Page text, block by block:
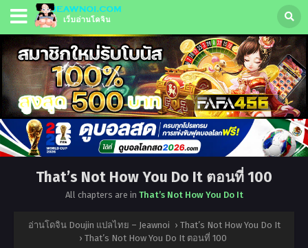
That’s Not How You Do It ตอนที่ 100
All chapters are in That’s Not How You Do It
อ่านโดจิน Doujin แปลไทย – Jeawnoi › That’s Not How You Do It
› That’s Not How You Do It ตอนที่ 100